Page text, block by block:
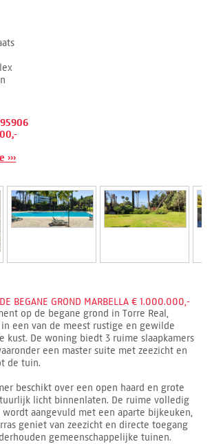
BEGANE GROND MARBELLA € 1.000.000,-
op de begane grond in Torre Real,
een van de meest rustige en gewilde
kust. De woning biedt 3 ruime slaapkamers
een master suite met zeezicht en
de tuin.
beschikt over een open haard en grote
licht binnenlaten. De ruime volledig
aangevuld met een aparte bijkeuken,
geniet van zeezicht en directe toegang
gemeenschappelijke tuinen.